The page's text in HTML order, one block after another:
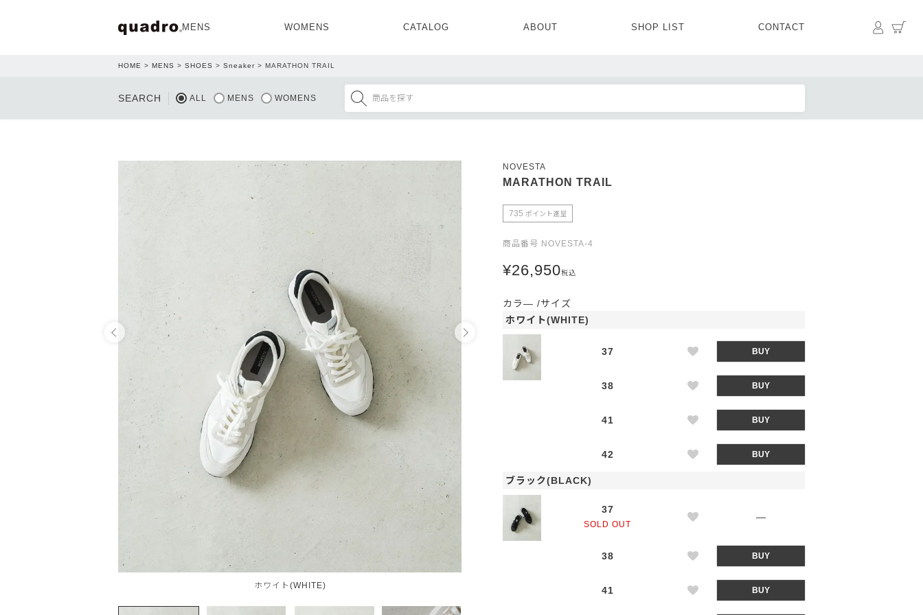
MENS
TOPS OUTER BOTTOMS
WOMENS
TOPS OUTER PANTS SKIRT
CATALOG ABOUT
CONCEPT
SHOP LIST CONTACT マイペ
HOME MENS SHOES Sneaker MARATHON TRAIL
SEARCH ALL MENS WOMENS
ホワイト(WHITE) ブラック(BLACK)
NOVESTA
MARATHON TRAIL
735 ポイント進呈
商品番号 NOVESTA-4
¥26,950税込
カラ―
サイズ
ホワイト(WHITE)
37 BUY
38 BUY
41 BUY
42 BUY
ブラック(BLACK)
37
SOLD OUT
—
38 BUY
41 BUY